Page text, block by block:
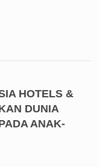
HOTELS &
DUNIA
ANAK-